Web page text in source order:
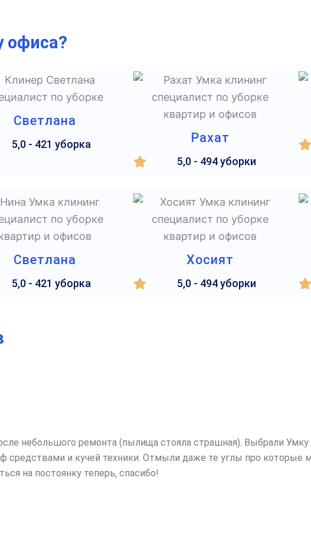
офиса?
Светлана
5,0 - 421 уборка Рахат
5,0 - 494 уборки
Светлана
5,0 - 421 уборка
Хосият
5,0 - 494 уборки
небольшого ремонта (пылища стояла страшная). Выбрали
средствами и кучей техники. Отмыли даже те углы про которые
на постоянку теперь, спасибо!